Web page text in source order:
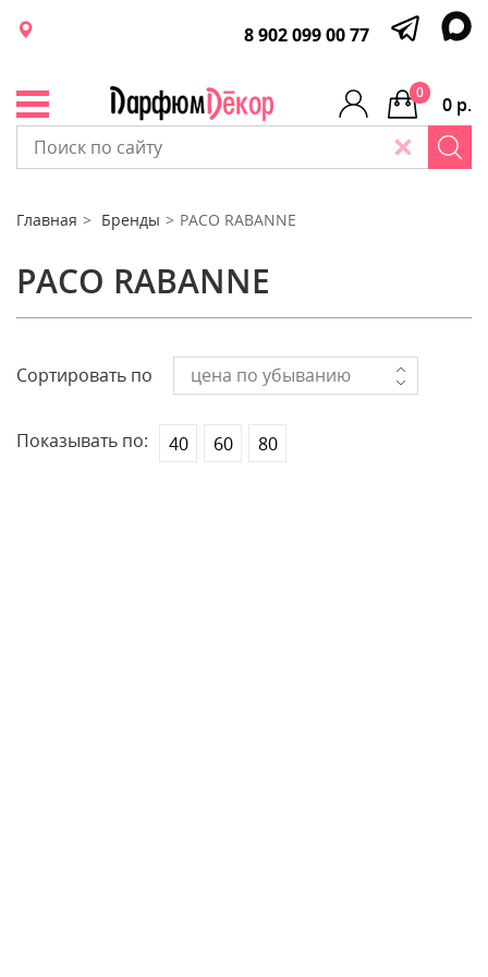
8 902 099 00 77
0 р.
0
Главная Бренды PACO RABANNE
PACO RABANNE
Сортировать по цена по убыванию
Показывать по: 40 60 80